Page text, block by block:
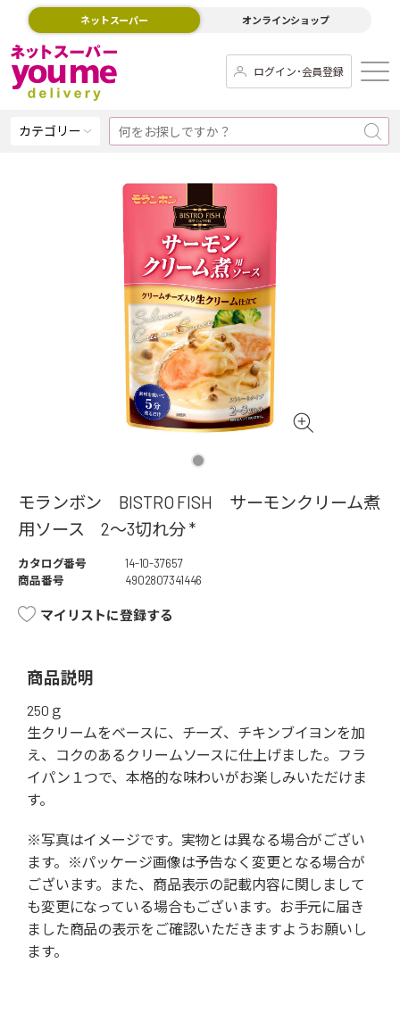
ネットスーパー オンラインショップ
ログイン･会員登録
カテゴリー
モランボン BISTRO FISH サーモンクリーム煮
用ソース 2～3切れ分 *
カタログ番号
14-10-37657
商品番号
4902807341446
マイリストに登録する
商品説明
250ｇ
生クリームをベースに、チーズ、チキンブイヨンを加
え、コクのあるクリームソースに仕上げました。フラ
イパン１つで、本格的な味わいがお楽しみいただけま
す。
※写真はイメージです。実物とは異なる場合がござい
ます。※パッケージ画像は予告なく変更となる場合が
ございます。また、商品表示の記載内容に関しまして
も変更になっている場合もございます。お手元に届き
ました商品の表示をご確認いただきますようお願いし
ます。